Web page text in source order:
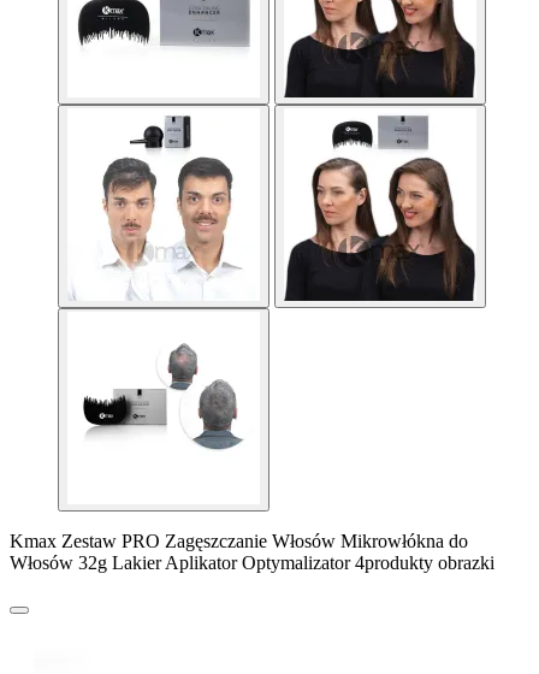
Kmax Zestaw PRO Zagęszczanie Włosów Mikrowłókna do
Włosów 32g Lakier Aplikator Optymalizator 4produkty obrazki